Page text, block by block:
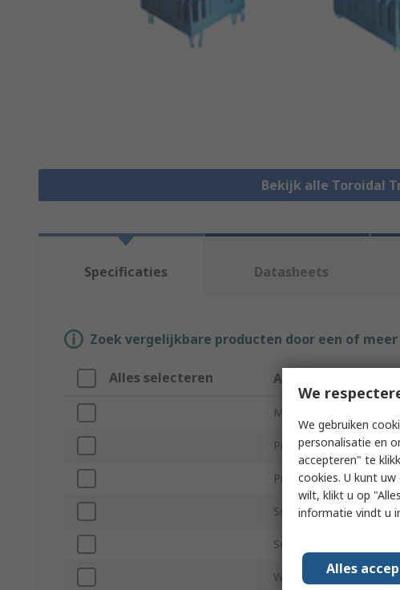
Bekijk alle Toroidal
Specificaties Datasheets
Zoek vergelijkbare producten door een of
Alles selecteren Attribuut
Merk
Primary Voltage
Product Type
Secondary Voltage
Secondary Current
Weight
We
We gebruiken
personalisatie en
accepteren" te
cookies. U kunt
wilt, klikt u op
informatie vindt u
Alles